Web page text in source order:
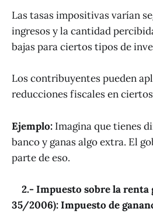
Las tasas impositivas varían
ingresos y la cantidad
bajas para ciertos tipos de
Los contribuyentes pueden
reducciones fiscales en
Ejemplo: Imagina que tienes
banco y ganas algo extra. El
parte de eso.
2.- Impuesto sobre la renta
35/2006): Impuesto de